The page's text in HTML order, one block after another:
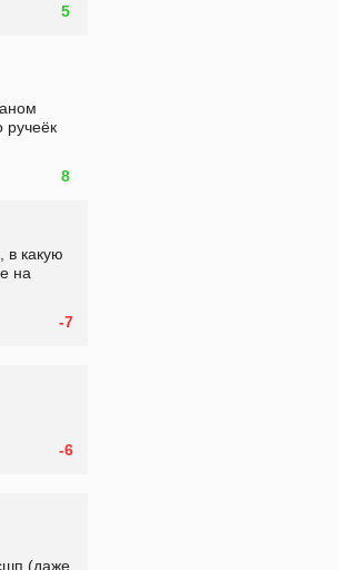
5
ручеёк
8
в какую
на
-7
-6
(даже